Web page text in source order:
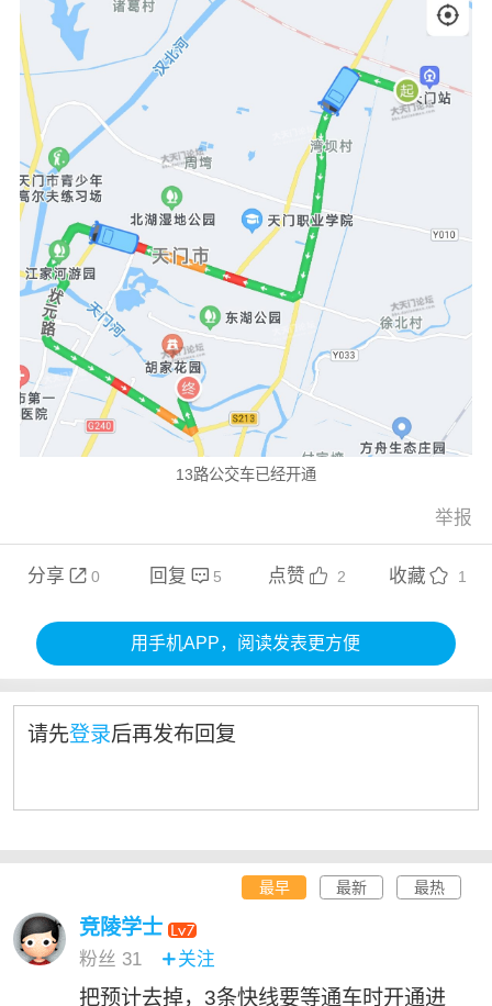
13路公交车已经开通
举报
分享  0 回复  5 点赞  2 收藏  1
用手机APP，阅读发表更方便
请先登录后再发布回复
最早 最新 最热
竞陵学士
粉丝 31 关注
把预计去掉，3条快线要等通车时开通进